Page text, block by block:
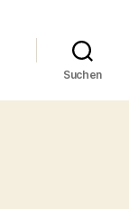
Suchen